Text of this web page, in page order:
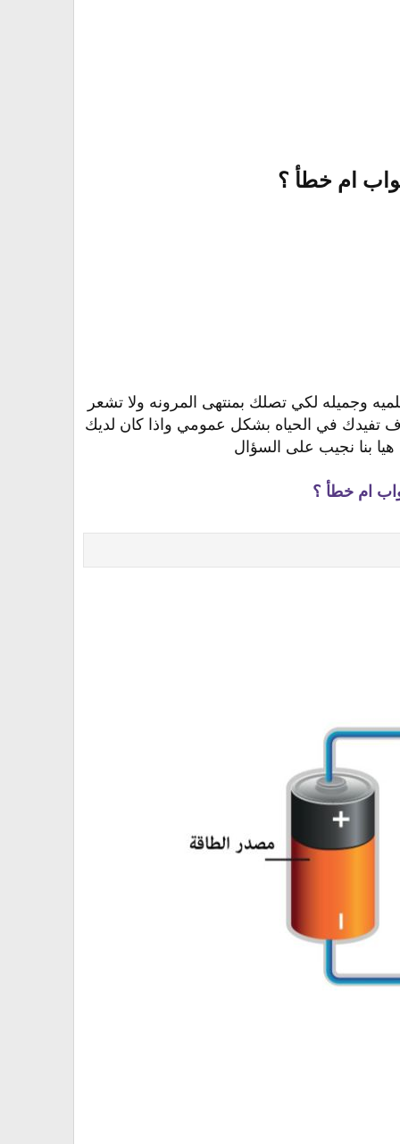
ام خطأ ؟​
وجميله لكي تصلك بمنتهى المرونه ولا تشعر
تفيدك في الحياه بشكل عمومي واذا كان لديك
بنا نجيب على السؤال
ام خطأ ؟